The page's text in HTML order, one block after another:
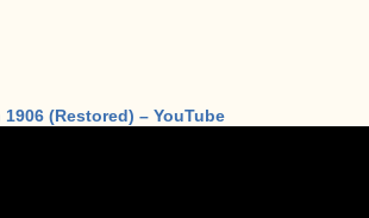
(Restored) – YouTube